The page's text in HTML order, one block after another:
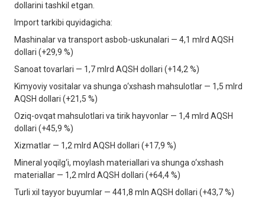
dollarini tashkil etgan.
Import tarkibi quyidagicha:
Mashinalar va transport asbob-uskunalari — 4,1 mlrd AQSH
dollari (+29,9 %)
Sanoat tovarlari — 1,7 mlrd AQSH dollari (+14,2 %)
Kimyoviy vositalar va shunga o‘xshash mahsulotlar — 1,5 mlrd
AQSH dollari (+21,5 %)
Oziq-ovqat mahsulotlari va tirik hayvonlar — 1,4 mlrd AQSH
dollari (+45,9 %)
Xizmatlar — 1,2 mlrd AQSH dollari (+17,9 %)
Mineral yoqilg‘i, moylash materiallari va shunga o‘xshash
materiallar — 1,2 mlrd AQSH dollari (+64,4 %)
Turli xil tayyor buyumlar — 441,8 mln AQSH dollari (+43,7 %)